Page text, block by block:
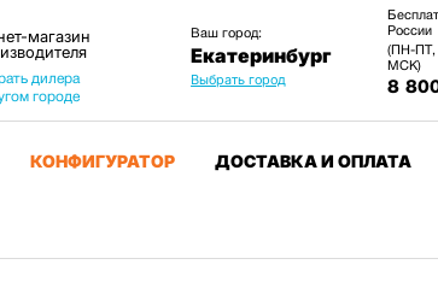
магазин
дилера
городе
Ваш город:
Екатеринбург
Выбрать город
России
(ПН-ПТ,
МСК)
8
КОНФИГУРАТОР ДОСТАВКА И ОПЛАТА